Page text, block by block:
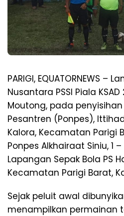
PARIGI, EQUATORNEWS –
Nusantara PSSI Piala
Moutong, pada penyisihan
Pesantren (Ponpes),
Kalora, Kecamatan Parigi
Ponpes Alkhairaat Siniu, 1
Lapangan Sepak Bola PS
Kecamatan Parigi Barat,
Sejak peluit awal
menampilkan permainan